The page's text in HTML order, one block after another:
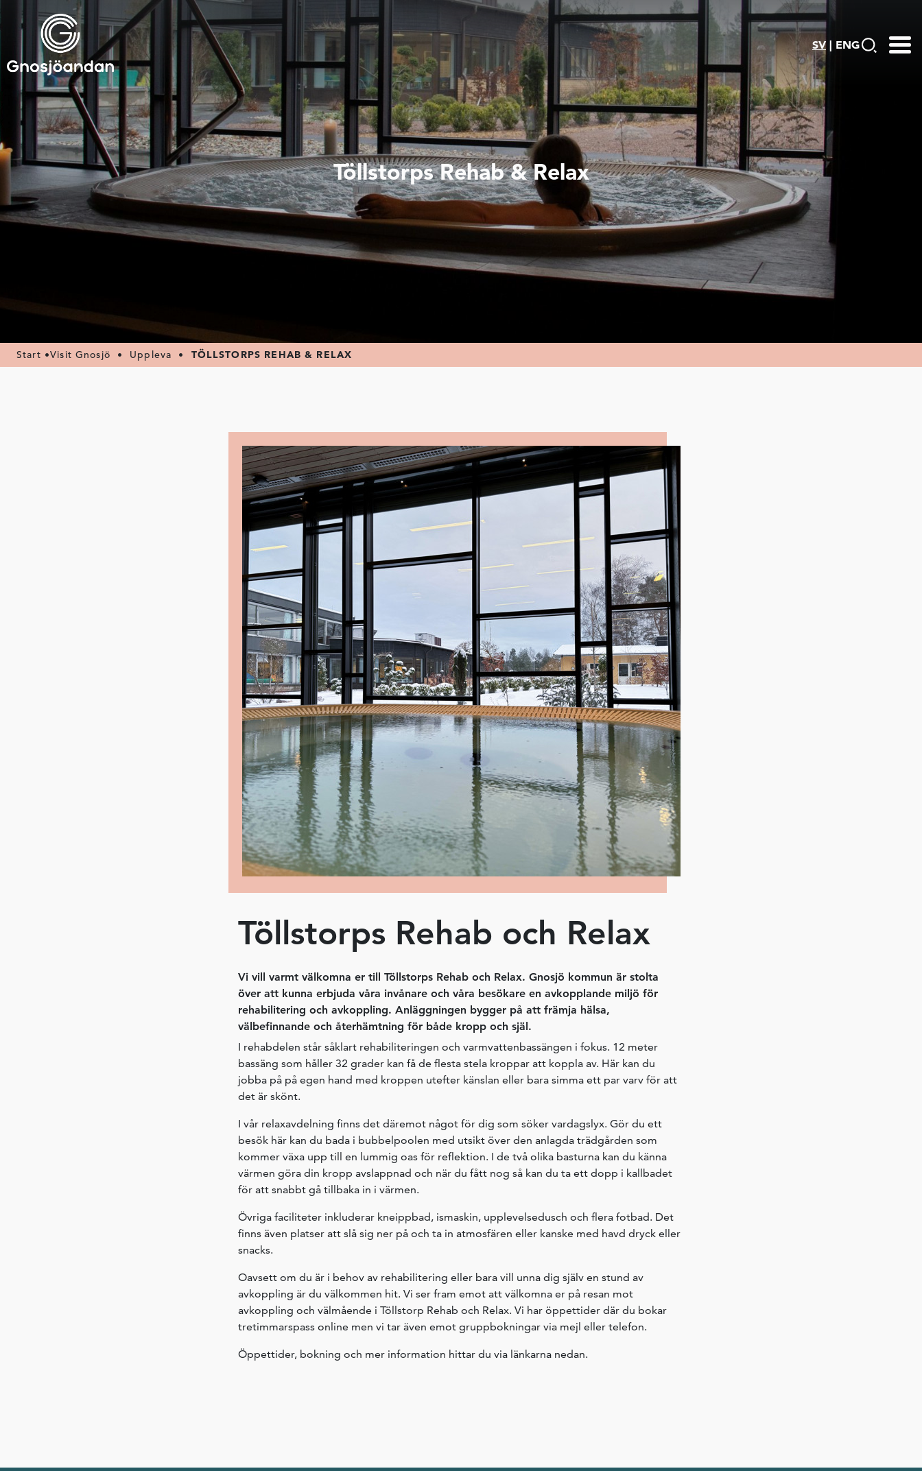
SV | ENG
Töllstorps Rehab & Relax
Start •Visit Gnosjö • Uppleva • TÖLLSTORPS REHAB & RELAX
Töllstorps Rehab och Relax
Vi vill varmt välkomna er till Töllstorps Rehab och Relax. Gnosjö kommun är stolta
över att kunna erbjuda våra invånare och våra besökare en avkopplande miljö för
rehabilitering och avkoppling. Anläggningen bygger på att främja hälsa,
välbefinnande och återhämtning för både kropp och själ.
I rehabdelen står såklart rehabiliteringen och varmvattenbassängen i fokus. 12 meter
bassäng som håller 32 grader kan få de flesta stela kroppar att koppla av. Här kan du
jobba på på egen hand med kroppen utefter känslan eller bara simma ett par varv för att
det är skönt.
I vår relaxavdelning finns det däremot något för dig som söker vardagslyx. Gör du ett
besök här kan du bada i bubbelpoolen med utsikt över den anlagda trädgården som
kommer växa upp till en lummig oas för reflektion. I de två olika basturna kan du känna
värmen göra din kropp avslappnad och när du fått nog så kan du ta ett dopp i kallbadet
för att snabbt gå tillbaka in i värmen.
Övriga faciliteter inkluderar kneippbad, ismaskin, upplevelsedusch och flera fotbad. Det
finns även platser att slå sig ner på och ta in atmosfären eller kanske med havd dryck eller
snacks.
Oavsett om du är i behov av rehabilitering eller bara vill unna dig själv en stund av
avkoppling är du välkommen hit. Vi ser fram emot att välkomna er på resan mot
avkoppling och välmående i Töllstorp Rehab och Relax. Vi har öppettider där du bokar
tretimmarspass online men vi tar även emot gruppbokningar via mejl eller telefon.
Öppettider, bokning och mer information hittar du via länkarna nedan.